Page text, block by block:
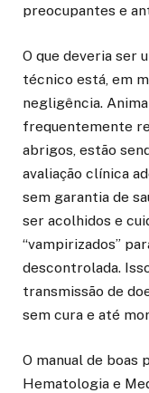
preocupantes e
O que deveria ser
técnico está, em
negligência.
frequentemente
abrigos, estão
avaliação clínica
sem garantia de
ser acolhidos e
“vampirizados”
descontrolada.
transmissão de
sem cura e até
O manual de boas
Hematologia e